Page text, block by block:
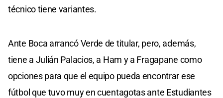
técnico tiene variantes.
Ante Boca arrancó Verde de titular, pero, además,
tiene a Julián Palacios, a Ham y a Fragapane como
opciones para que el equipo pueda encontrar ese
fútbol que tuvo muy en cuentagotas ante Estudiantes